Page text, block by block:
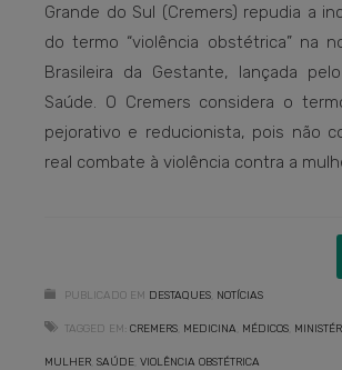
Grande do Sul (Cremers) repudia a
do termo “violência obstétrica” na
Brasileira da Gestante, lançada
Saúde. O Cremers considera o
pejorativo e reducionista, pois não
real combate à violência contra a
PUBLICADO EM DESTAQUES NOTÍCIAS
TAGGED EM: CREMERS MEDICINA MÉDICOS
MULHER SAÚDE VIOLÊNCIA OBSTÉTRICA